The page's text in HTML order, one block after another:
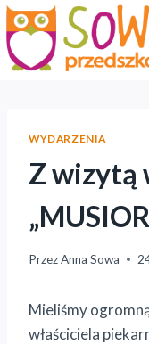
Przejdź
do
treści
WYDARZENIA
Z wizytą
PrzezAnna Sowa
Mieliśmy
właściciela